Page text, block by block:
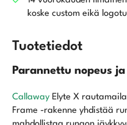
koske custom eikä
Tuotetiedot
Parannettu nopeus
Callaway Elyte X
Frame -rakenne yhdistää